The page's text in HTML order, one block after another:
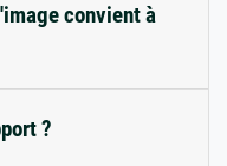
convient à
?